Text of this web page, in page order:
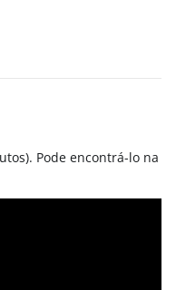
Pode encontrá-lo na